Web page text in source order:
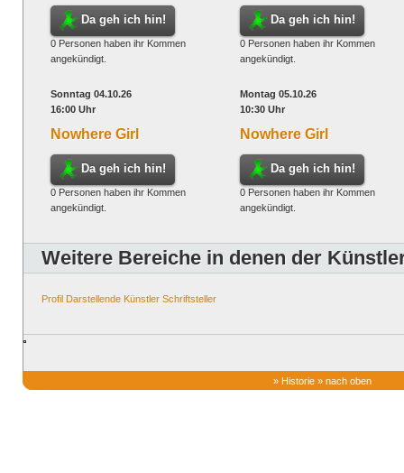
Da geh ich hin!
0 Personen haben ihr Kommen
angekündigt.
Da geh ich hin!
0 Personen haben ihr Kommen
angekündigt.
Sonntag 04.10.26
16:00 Uhr
Nowhere Girl
Da geh ich hin!
0 Personen haben ihr Kommen
angekündigt.
Montag 05.10.26
10:30 Uhr
Nowhere Girl
Da geh ich hin!
0 Personen haben ihr Kommen
angekündigt.
Weitere Bereiche in denen der
Profil Darstellende Künstler Schriftsteller
» Historie » nach oben